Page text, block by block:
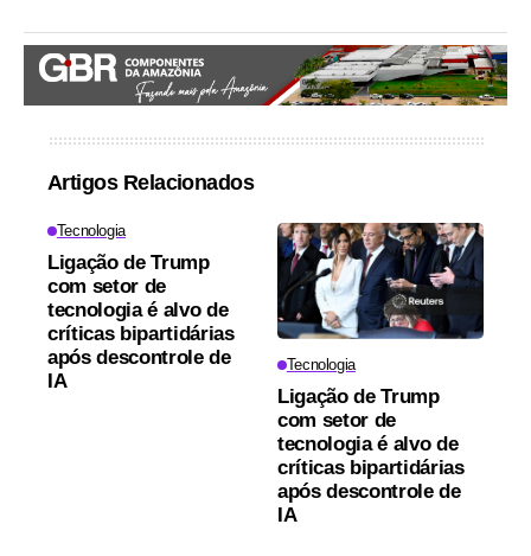
Artigos Relacionados
Tecnologia
Ligação de Trump
com setor de
tecnologia é alvo de
críticas bipartidárias
após descontrole de
IA
Tecnologia
Ligação de Trump
com setor de
tecnologia é alvo de
críticas bipartidárias
após descontrole de
IA